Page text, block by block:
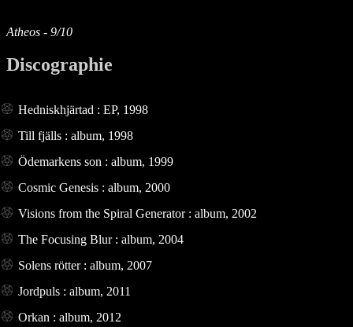
Atheos - 9/10
Discographie
Hedniskhjärtad : EP, 1998
Till fjälls : album, 1998
Ödemarkens son : album, 1999
Cosmic Genesis : album, 2000
Visions from the Spiral Generator : album, 2002
The Focusing Blur : album, 2004
Solens rötter : album, 2007
Jordpuls : album, 2011
Orkan : album, 2012